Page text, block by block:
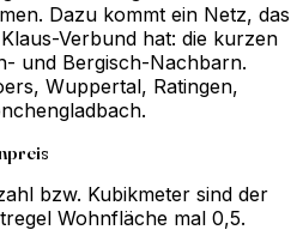
Dazu kommt ein Netz, das
Verbund hat: die kurzen
und Bergisch-Nachbarn.
Wuppertal, Ratingen,
bzw. Kubikmeter sind der
Wohnfläche mal 0,5.